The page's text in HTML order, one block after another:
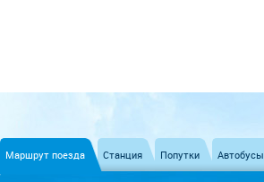
Маршрут поезда Станция Попутки Автобусы